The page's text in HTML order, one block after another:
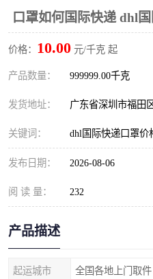
口罩如何国际快递 dhl
价格： 10.00 元/千克 起
产品数量： 999999.00千克
发货地址： 广东省深圳市福田
关键词： dhl国际快递口罩价
发布日期： 2026-08-06
阅 读 量： 232
产品描述
起运城市 全国各地上门取件